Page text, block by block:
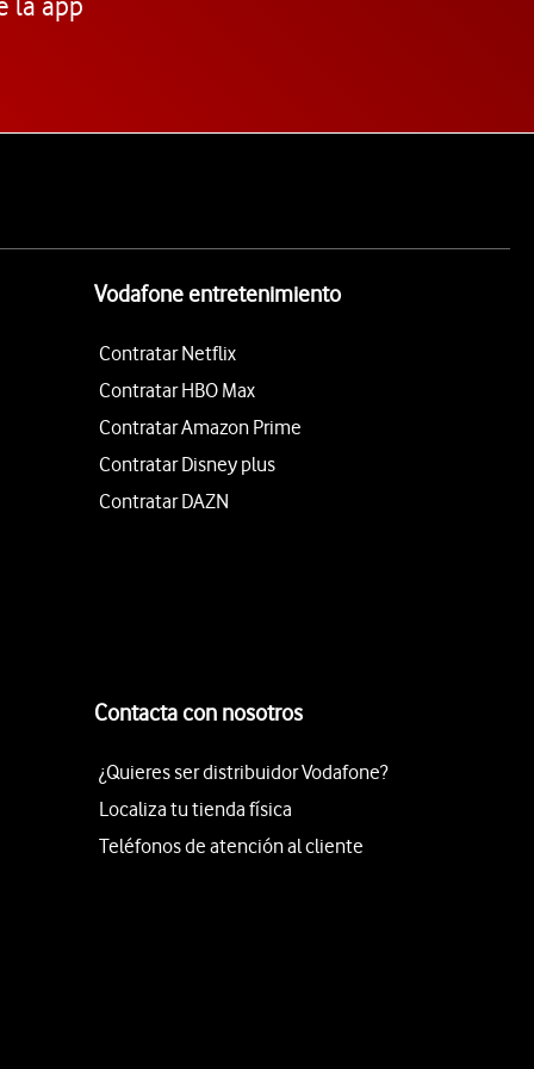
Vodafone entretenimiento
Contratar Netflix
Contratar HBO Max
Contratar Amazon Prime
Contratar Disney plus
Contratar DAZN
Contacta con nosotros
¿Quieres ser distribuidor Vodafone?
Localiza tu tienda física
Teléfonos de atención al cliente